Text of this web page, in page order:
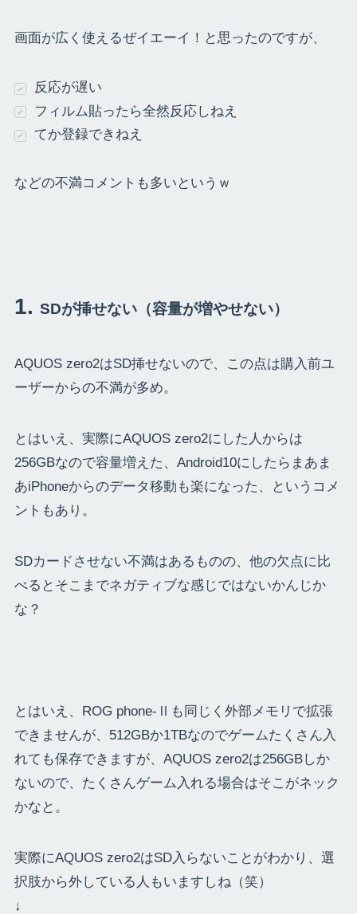
画面が広く使えるぜイエーイ！と思ったのですが、
反応が遅い
フィルム貼ったら全然反応しねえ
てか登録できねえ
などの不満コメントも多いというｗ
SDが挿せない（容量が増やせない）
AQUOS zero2はSD挿せないので、この点は購入前ユ
ーザーからの不満が多め。
とはいえ、実際にAQUOS zero2にした人からは
256GBなので容量増えた、Android10にしたらまあま
あiPhoneからのデータ移動も楽になった、というコメ
ントもあり。
SDカードさせない不満はあるものの、他の欠点に比
べるとそこまでネガティブな感じではないかんじか
な？
とはいえ、ROG phone-Ⅱも同じく外部メモリで拡張
できませんが、512GBか1TBなのでゲームたくさん入
れても保存できますが、AQUOS zero2は256GBしか
ないので、たくさんゲーム入れる場合はそこがネック
かなと。
実際にAQUOS zero2はSD入らないことがわかり、選
択肢から外している人もいますしね（笑）
↓